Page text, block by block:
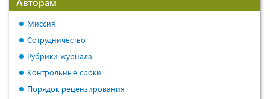
Миссия
Сотрудничество
Рубрики журнала
Контрольные сроки
Порядок рецензирования